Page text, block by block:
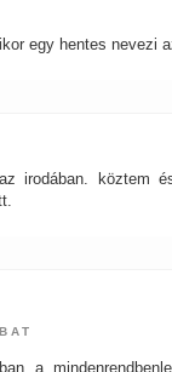
egy hentes nevezi
irodában. köztem
a